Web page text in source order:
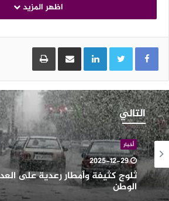
اظهر المزيد
LinkedInمشاركة عبر البريد طباعة
التالي
ثلوج
كثيفة
وأمطار
رعدية
على
العديد
من
ولايات
الوطن
أخبار
2025-12-29
ثلوج كثيفة وأمطار رعدية على
الوطن